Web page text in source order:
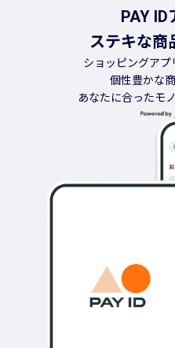
PAY ID
ステキな商
ショッピングアプ
個性豊かな
あなたに合ったモ